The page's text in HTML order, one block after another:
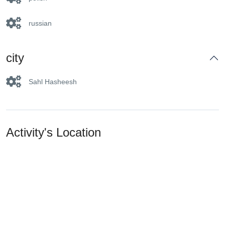
russian
city
Sahl Hasheesh
Activity's Location